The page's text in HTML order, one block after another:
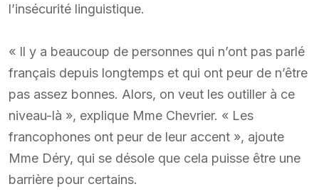
l’insécurité linguistique.
« Il y a beaucoup de personnes qui n’ont pas parlé
français depuis longtemps et qui ont peur de n’être
pas assez bonnes. Alors, on veut les outiller à ce
niveau-là », explique Mme Chevrier. « Les
francophones ont peur de leur accent », ajoute
Mme Déry, qui se désole que cela puisse être une
barrière pour certains.